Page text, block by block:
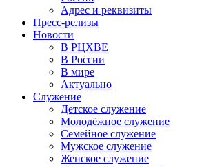
Адрес и реквизиты
Пресс-релизы
Новости
В РЦХВЕ
В России
В мире
Актуально
Служение
Детское служение
Молодёжное служение
Семейное служение
Мужское служение
Женское служение